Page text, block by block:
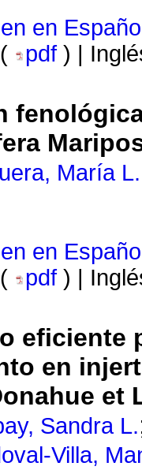
en
pdf ) |
María L.
en
pdf ) |
eficiente
en
et
Sandra L.
Villa,